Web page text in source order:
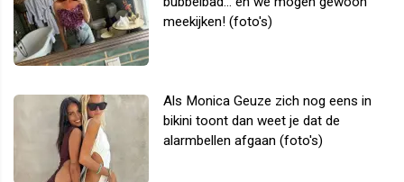
meekijken! (foto's)
Als Monica Geuze zich nog eens in
bikini toont dan weet je dat de
alarmbellen afgaan (foto's)